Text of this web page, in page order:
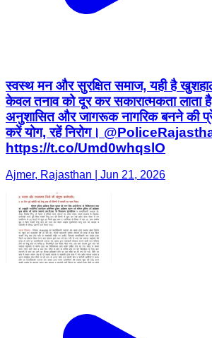
स्वस्थ मन और सुरक्षित समाज, यही है
केवल तनाव को दूर कर सकारात्मकता लाता
अनुशासित और जागरूक नागरिक बनने की
करें योग, रहें निरोग।
https://t.co/Umd0whqslO
Ajmer, Rajasthan | Jun 21, 2026